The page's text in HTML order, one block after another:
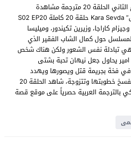
مسلسل حب اعمى الموسم الثاني الحلقة 20 مترجمة مشاهدة
وتحميل مسلسل “حب اعمى” Kara Sevda حلقة 20 كاملة S02 EP20
كاراجا، وزيرين تكيندور، وميليسا
حول كمال الشاب الفقير الذي
تبادلة نفس الشعور ولكن هناك شخص
يحاول جعل نيهان تحبة بشتى
فخة بجريمة قتل ويصورها ويهدد
نيهان بحبس اخيها ان لم تفسخ خطوبتها وتتزوجة، شاهد الحلقة 20
العربية حصرياً على موقع قصة